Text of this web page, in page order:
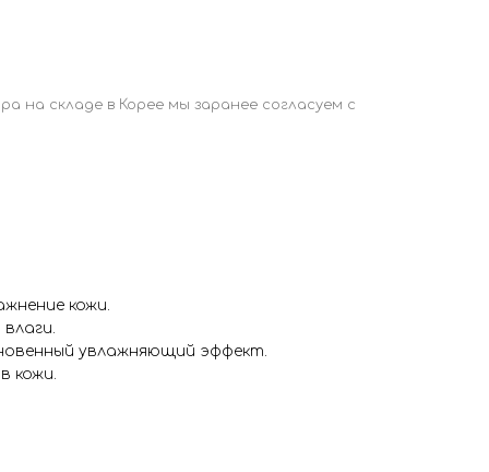
кожи.
увлажняющий эффект.
кожи.